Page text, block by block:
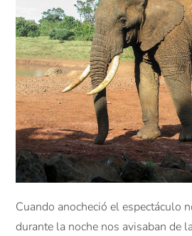
Cuando anocheció el espectáculo
durante la noche nos avisaban de